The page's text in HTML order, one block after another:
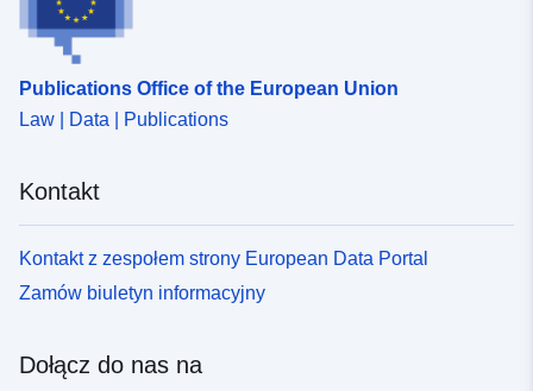
Publications Office of the European Union
Law | Data | Publications
Kontakt
Kontakt z zespołem strony European Data Portal
Zamów biuletyn informacyjny
Dołącz do nas na